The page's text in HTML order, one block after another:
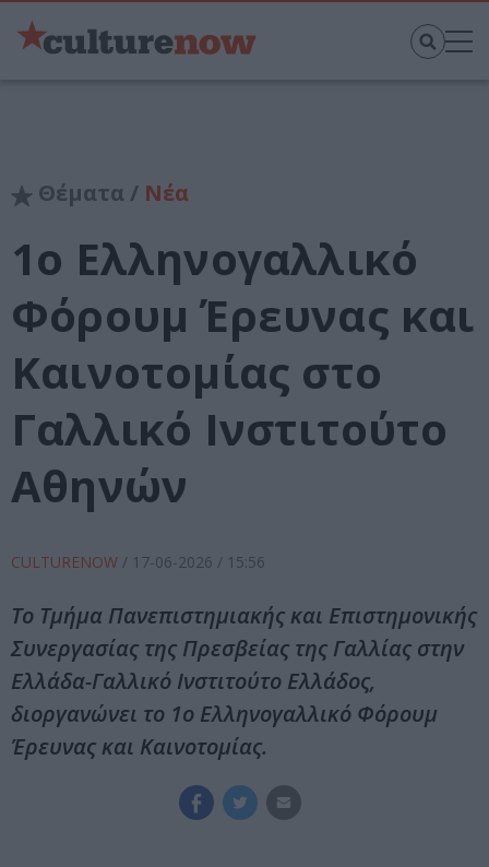
Θέματα / Νέα
1ο Ελληνογαλλικό
Φόρουμ Έρευνας και
Καινοτομίας στο
Γαλλικό Ινστιτούτο
Αθηνών
CULTURENOW / 17-06-2026 / 15:56
Το Τμήμα Πανεπιστημιακής και Επιστημονικής
Συνεργασίας της Πρεσβείας της Γαλλίας στην
Ελλάδα-Γαλλικό Ινστιτούτο Ελλάδος,
διοργανώνει το 1ο Ελληνογαλλικό Φόρουμ
Έρευνας και Καινοτομίας.